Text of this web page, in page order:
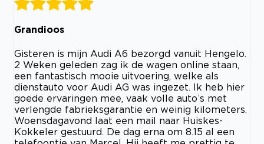
Grandioos
Gisteren is mijn Audi A6 bezorgd vanuit Hengelo.
2 Weken geleden zag ik de wagen online staan,
een fantastisch mooie uitvoering, welke als
dienstauto voor Audi AG was ingezet. Ik heb hier
goede ervaringen mee, vaak volle auto’s met
verlengde fabrieksgarantie en weinig kilometers.
Woensdagavond laat een mail naar Huiskes-
Kokkeler gestuurd. De dag erna om 8.15 al een